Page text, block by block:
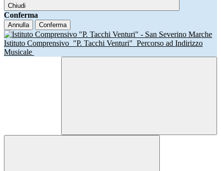
Chiudi
Conferma
Annulla Conferma
Istituto Comprensivo "P. Tacchi Venturi" Percorso ad Indirizzo
Musicale